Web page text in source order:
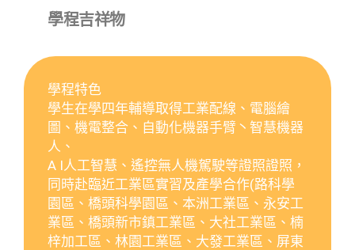
學程吉祥物
學程特色
學生在學四年輔導取得工業配線、電腦繪
圖、機電整合、自動化機器手臂丶智慧機器
人、
A I人工智慧、遙控無人機駕駛等證照證照，
同時赴臨近工業區實習及產學合作(路科學
園區、橋頭科學園區、本洲工業區、永安工
業區、橋頭新市鎮工業區、大社工業區、楠
梓加工區、林園工業區、大發工業區、屏東